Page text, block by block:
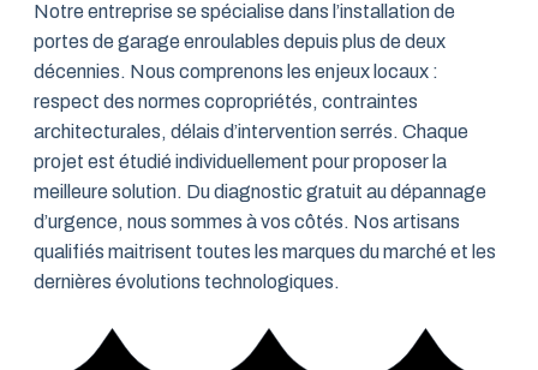
Notre entreprise se spécialise dans l’installation de
portes de garage enroulables depuis plus de deux
décennies. Nous comprenons les enjeux locaux :
respect des normes copropriétés, contraintes
architecturales, délais d’intervention serrés. Chaque
projet est étudié individuellement pour proposer la
meilleure solution. Du diagnostic gratuit au dépannage
d’urgence, nous sommes à vos côtés. Nos artisans
qualifiés maitrisent toutes les marques du marché et les
dernières évolutions technologiques.